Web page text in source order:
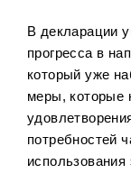
В декларации
прогресса в
который уже
меры, которые
потребностей